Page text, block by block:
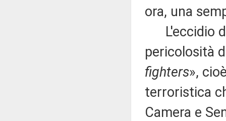
ora, una
L'eccidio di
pericolosità
fighters»,
terroristica
Camera e